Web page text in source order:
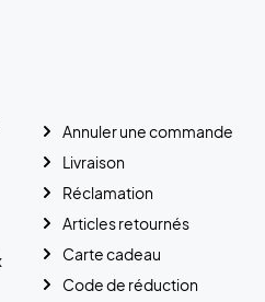
Annuler une commande
Livraison
Réclamation
Articles retournés
Carte cadeau
Code de réduction